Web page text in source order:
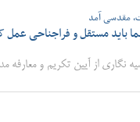
مقدسی آمد
باید مستقل و فراجناحی عمل
نگاری از آیین تکریم و معارفه